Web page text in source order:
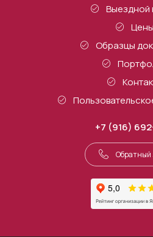
Выездной
Цены
Образцы
+7 (916)
Обратный